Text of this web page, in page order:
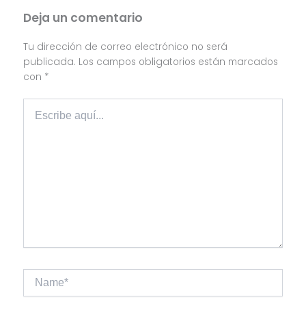
Deja un comentario
Tu dirección de correo electrónico no será
publicada. Los campos obligatorios están marcados
con *
aquí...